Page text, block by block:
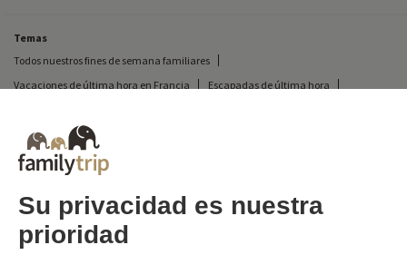
Temas
Todos nuestros fines de semana familiares
Vacaciones de última hora en Francia
Escapadas de última hora
Vacaciones en camping en Francia
Destinos
Vacaciones de esquí en Francia
Familytrip
Su privacidad es nuestra
prioridad